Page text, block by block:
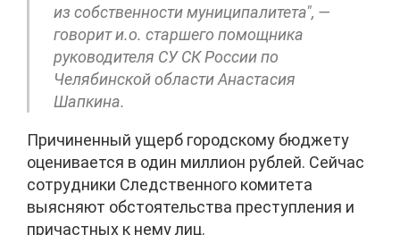
из собственности муниципалитета", —
говорит и.о. старшего помощника
руководителя СУ СК России по
Челябинской области Анастасия
Шапкина.
Причиненный ущерб городскому бюджету
оценивается в один миллион рублей. Сейчас
сотрудники Следственного комитета
выясняют обстоятельства преступления и
причастных к нему лиц.